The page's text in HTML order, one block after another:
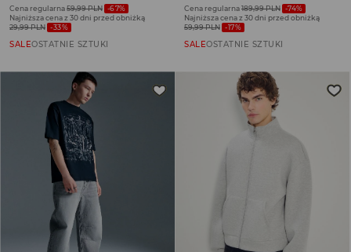
Cena regularna59,99 PLN -67%
Najniższa cena z 30 dni przed obniżką
29,99 PLN -33%
SALEOSTATNIE SZTUKI
Cena regularna189,99 PLN -74%
Najniższa cena z 30 dni przed obniżką
59,99 PLN -17%
SALEOSTATNIE SZTUKI